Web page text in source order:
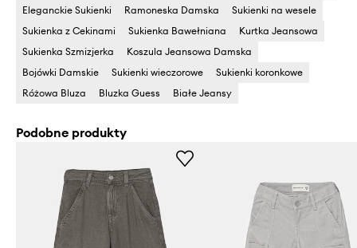
Eleganckie Sukienki
Ramoneska Damska
Sukienki na wesele
Sukienka z Cekinami
Sukienka Bawełniana
Kurtka Jeansowa
Sukienka Szmizjerka
Koszula Jeansowa Damska
Bojówki Damskie
Sukienki wieczorowe
Sukienki koronkowe
Różowa Bluza
Bluzka Guess Białe Jeansy
Podobne produkty